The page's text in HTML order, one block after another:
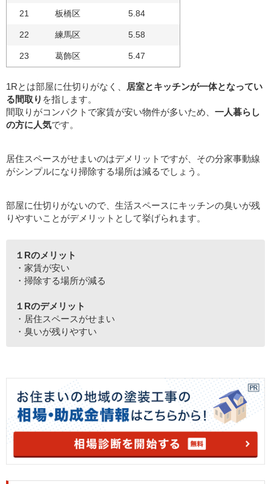
21 板橋区 5.84
22 練馬区 5.58
23 葛飾区 5.47
1Rとは部屋に仕切りがなく、
居室とキッチンが一体となってい
る間取り を指します。
間取りがコンパクトで家賃が安い物件が多いため、 一人暮らし
の方に人気です。
居住スペースがせまいのはデメリットですが、その分家事動線
がシンプルになり掃除する場所は減るでしょう。
部屋に仕切りがないので、生活スペースにキッチンの臭いが残
りやすいことがデメリットとして挙げられます。
１Rのメリット
・家賃が安い
・掃除する場所が減る
１Rのデメリット
・居住スペースがせまい
・臭いが残りやすい